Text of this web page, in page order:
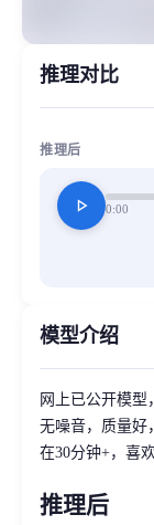
推理对比
推理后
play_arrow 0:00
模型介绍
网上已公开模型
无噪音，质量好
在30分钟+，喜
推理后